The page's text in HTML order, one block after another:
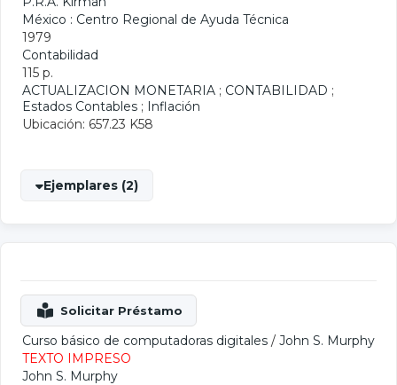
México : Centro Regional de Ayuda Técnica
1979
Contabilidad
115 p.
ACTUALIZACION MONETARIA ; CONTABILIDAD ;
Estados Contables ; Inflación
Ubicación: 657.23 K58
Ejemplares (2)
Curso básico de computadoras digitales / John S. Murphy
TEXTO IMPRESO
John S. Murphy